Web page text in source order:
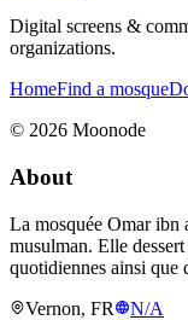
Digital screens &
organizations.
HomeFind a mosque
© 2026 Moonode
About
La mosquée Omar ibn
musulman. Elle
quotidiennes ainsi que
Vernon, FR
N/A